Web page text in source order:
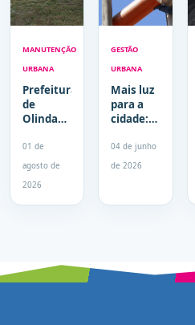
MANUTENÇÃO
URBANA
Prefeitura
de
Olinda
mutirão
de
e
raspagem
01 de
agosto de
2026
GESTÃO
URBANA
Mais luz
para a
cidade:
amplia
iluminação
grande
04 de junho
de 2026